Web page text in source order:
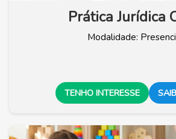
Prática Jurídica
Modalidade:
TENHO INTERESSE